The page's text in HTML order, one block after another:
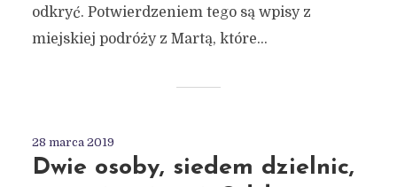
odkryć. Potwierdzeniem tego są wpisy z
miejskiej podróży z Martą, które...
28 marca 2019
Dwie osoby, siedem dzielnic,